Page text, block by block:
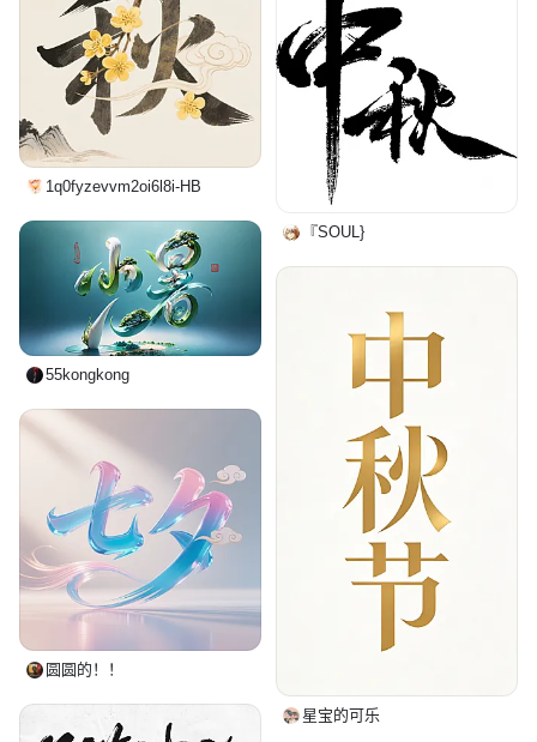
1q0fyzevvm2oi6l8i-HB
『SOUL}
55kongkong
星宝的可乐
圆圆的！！